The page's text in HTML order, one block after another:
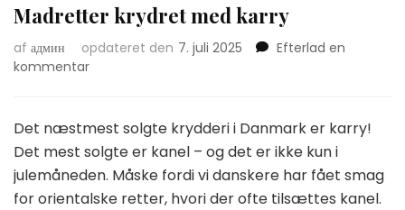
Madretter krydret med karry
af админ opdateret den 7. juli 2025
Efterlad en
kommentaron
med
Det næstmest solgte krydderi i Danmark er karry!
Det mest solgte er kanel – og det er ikke kun i
julemåneden. Måske fordi vi danskere har fået smag
for orientalske retter, hvori der ofte tilsættes kanel.